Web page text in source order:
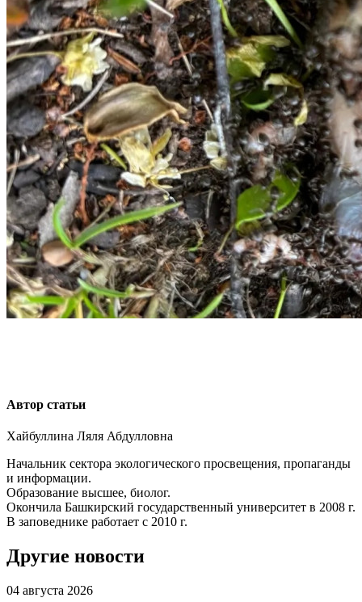
Автор статьи
Хайбуллина Ляля Абдулловна
Начальник сектора экологического просвещения, пропаганды
и информации.
Образование высшее, биолог.
Окончила Башкирский государственный университет в 2008 г.
В заповеднике работает с 2010 г.
Другие новости
04 августа 2026